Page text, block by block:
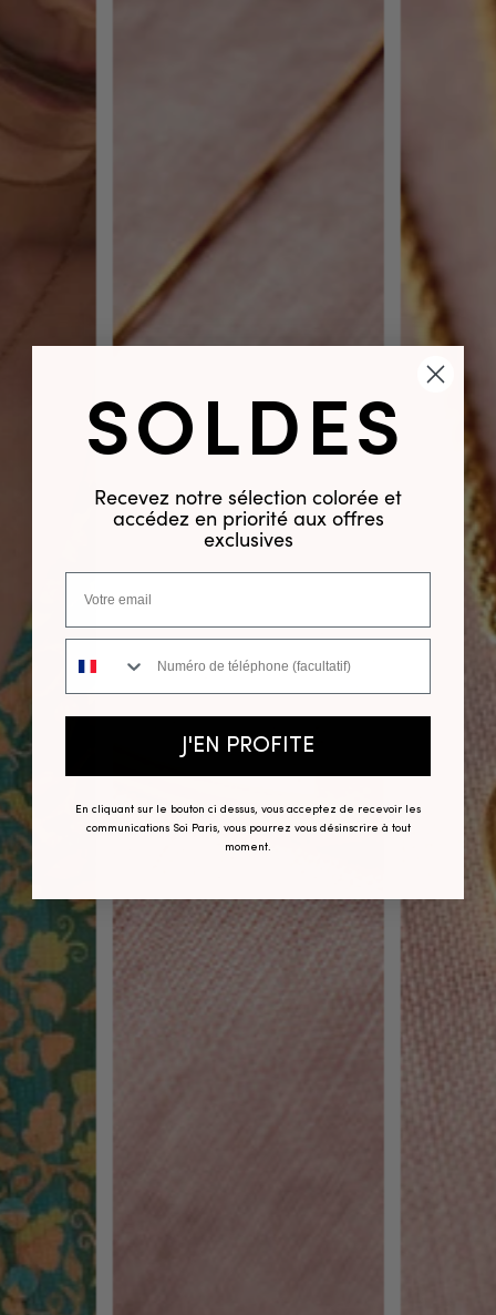
SOLDES
Recevez notre sélection colorée et
accédez en priorité aux offres
exclusives
J'EN PROFITE
En cliquant sur le bouton ci dessus, vous acceptez de recevoir les
communications Soi Paris, vous pourrez vous désinscrire à tout
moment.